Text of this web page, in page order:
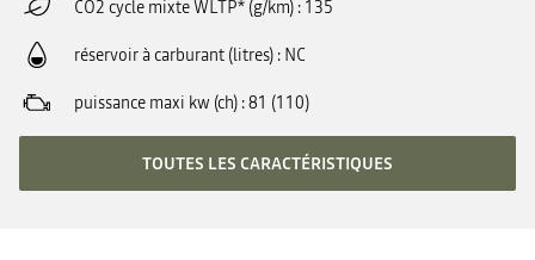
CO2 cycle mixte WLTP* (g/km) 135
réservoir à carburant (litres) NC
puissance maxi kw (ch) 81 (110)
TOUTES LES CARACTÉRISTIQUES